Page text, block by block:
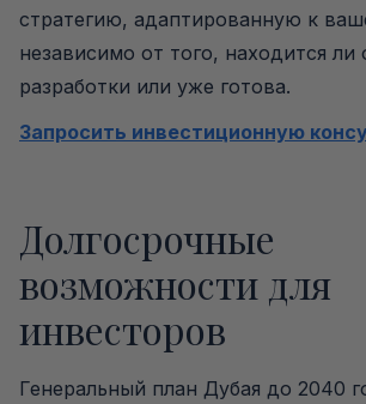
стратегию, адаптированную к
независимо от того, находится ли
разработки или уже готова.
Запросить инвестиционную
Долгосрочные
возможности для
инвесторов
Генеральный план Дубая до 2040